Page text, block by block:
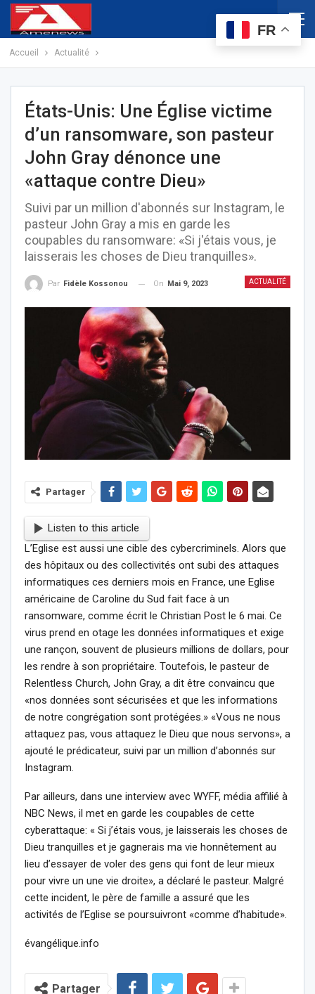
Accueil Actualité
États-Unis: Une Église victime
d’un ransomware, son pasteur
John Gray dénonce une
«attaque contre Dieu»
Suivi par un million d'abonnés sur Instagram, le
pasteur John Gray a mis en garde les
coupables du ransomware: «Si j'étais vous, je
laisserais les choses de Dieu tranquilles».
ACTUALITÉ
Par Fidèle Kossonou On Mai 9, 2023
Partager
Listen to this article
L’Eglise est aussi une cible des cybercriminels. Alors que
des hôpitaux ou des collectivités ont subi des attaques
informatiques ces derniers mois en France, une Eglise
américaine de Caroline du Sud fait face à un
ransomware, comme écrit le Christian Post le 6 mai. Ce
virus prend en otage les données informatiques et exige
une rançon, souvent de plusieurs millions de dollars, pour
les rendre à son propriétaire. Toutefois, le pasteur de
Relentless Church, John Gray, a dit être convaincu que
«nos données sont sécurisées et que les informations
de notre congrégation sont protégées.» «Vous ne nous
attaquez pas, vous attaquez le Dieu que nous servons», a
ajouté le prédicateur, suivi par un million d’abonnés sur
Instagram.
Par ailleurs, dans une interview avec WYFF, média affilié à
NBC News, il met en garde les coupables de cette
cyberattaque: « Si j’étais vous, je laisserais les choses de
Dieu tranquilles et je gagnerais ma vie honnêtement au
lieu d’essayer de voler des gens qui font de leur mieux
pour vivre un une vie droite», a déclaré le pasteur. Malgré
cette incident, le père de famille a assuré que les
activités de l’Eglise se poursuivront «comme d’habitude».
évangélique.info
Partager
FR